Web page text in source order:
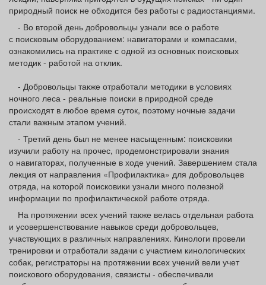
природный поиск не обходится без работы с радиостанциями.
- Во второй день добровольцы узнали все о работе
с поисковым оборудованием: навигаторами и компасами,
ознакомились на практике с одной из основных поисковых
методик - работой на отклик.
- Добровольцы также отработали методики в условиях
ночного леса - реальные поиски в природной среде
происходят в любое время суток, поэтому ночные задачи
стали важным этапом учений.
- Третий день был не менее насыщенным: поисковики
изучили работу на прочес, продемонстрировали знания
о навигаторах, полученные в ходе учений. Завершением стала
лекция от направления «Профилактика» для добровольцев
отряда, на которой поисковики узнали много полезной
информации по профилактической работе отряда.
На протяжении всех учений также велась отдельная работа
и усовершенствование навыков среди добровольцев,
участвующих в различных направлениях. Кинологи провели
тренировки и отработали задачи с участием кинологических
собак, регистраторы на протяжении всех учений вели учет
поискового оборудования, связисты - обеспечивали